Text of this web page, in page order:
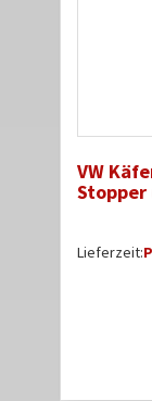
VW
Stopper
Lieferzeit: